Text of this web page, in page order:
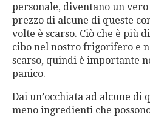
personale, diventano un
prezzo di alcune di queste
volte è scarso. Ciò che è più
cibo nel nostro frigorifero e
scarso, quindi è importante
panico.
Dai un’occhiata ad alcune di
meno ingredienti che